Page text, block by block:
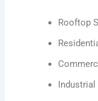
Rooftop